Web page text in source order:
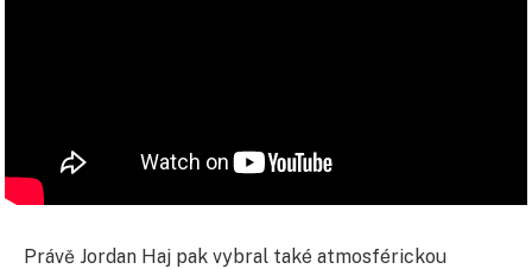
Právě Jordan Haj pak vybral také atmosférickou